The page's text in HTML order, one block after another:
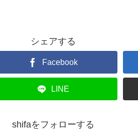
シェアする
Facebook
LINE
shifaをフォローする